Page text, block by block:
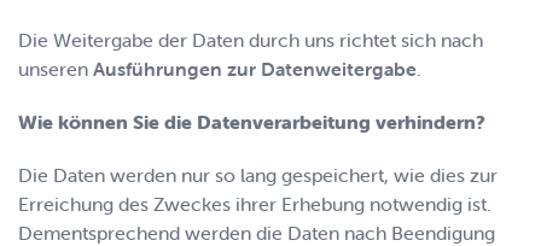
Die Weitergabe der Daten durch uns richtet sich nach
unseren Ausführungen zur Datenweitergabe.
Wie können Sie die Datenverarbeitung verhindern?
Die Daten werden nur so lang gespeichert, wie dies zur
Erreichung des Zweckes ihrer Erhebung notwendig ist.
Dementsprechend werden die Daten nach Beendigung